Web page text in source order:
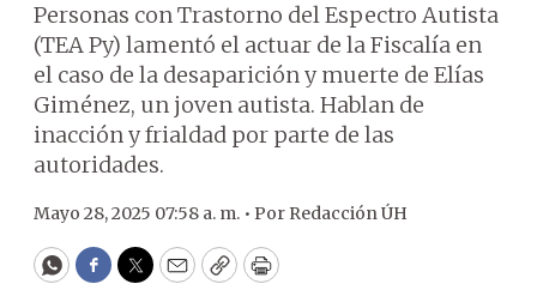
Personas con Trastorno del Espectro Autista
(TEA Py) lamentó el actuar de la Fiscalía en
el caso de la desaparición y muerte de Elías
Giménez, un joven autista. Hablan de
inacción y frialdad por parte de las
autoridades.
Mayo 28, 2025 07:58 a. m. • Por Redacción ÚH
WhatsApp
Facebook
Twitter
EmailCopyPrint